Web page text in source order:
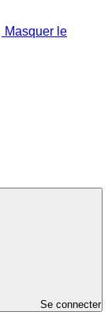
Masquer le
Se connecter